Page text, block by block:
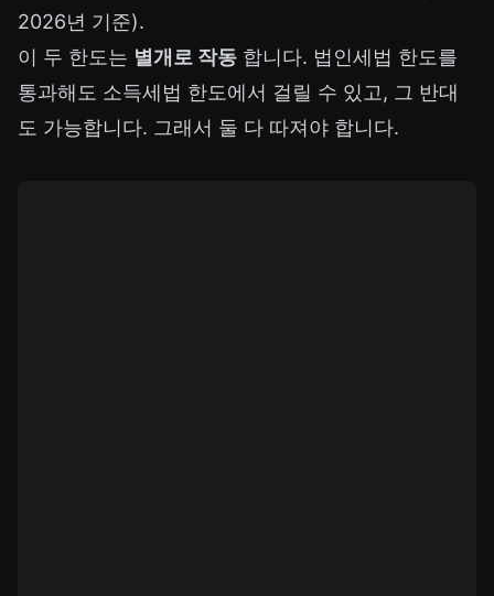
2026년 기준).
이 두 한도는 별개로 작동 합니다. 법인세법 한도를
통과해도 소득세법 한도에서 걸릴 수 있고, 그 반대
도 가능합니다. 그래서 둘 다 따져야 합니다.